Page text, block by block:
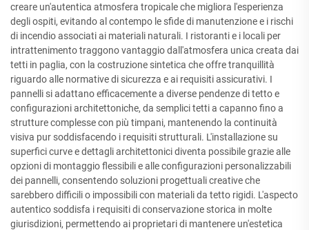
creare un'autentica atmosfera tropicale che migliora l'esperienza
degli ospiti, evitando al contempo le sfide di manutenzione e i rischi
di incendio associati ai materiali naturali. I ristoranti e i locali per
intrattenimento traggono vantaggio dall'atmosfera unica creata dai
tetti in paglia, con la costruzione sintetica che offre tranquillità
riguardo alle normative di sicurezza e ai requisiti assicurativi. I
pannelli si adattano efficacemente a diverse pendenze di tetto e
configurazioni architettoniche, da semplici tetti a capanno fino a
strutture complesse con più timpani, mantenendo la continuità
visiva pur soddisfacendo i requisiti strutturali. L'installazione su
superfici curve e dettagli architettonici diventa possibile grazie alle
opzioni di montaggio flessibili e alle configurazioni personalizzabili
dei pannelli, consentendo soluzioni progettuali creative che
sarebbero difficili o impossibili con materiali da tetto rigidi. L'aspecto
autentico soddisfa i requisiti di conservazione storica in molte
giurisdizioni, permettendo ai proprietari di mantenere un'estetica